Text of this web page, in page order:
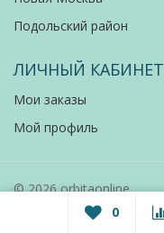
Подольский район
ЛИЧНЫЙ КАБИНЕТ
Мои заказы
Мой профиль
© 2026 orbitaonline
0